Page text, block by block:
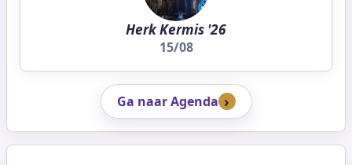
Herk Kermis '26
15/08
Ga naar Agenda